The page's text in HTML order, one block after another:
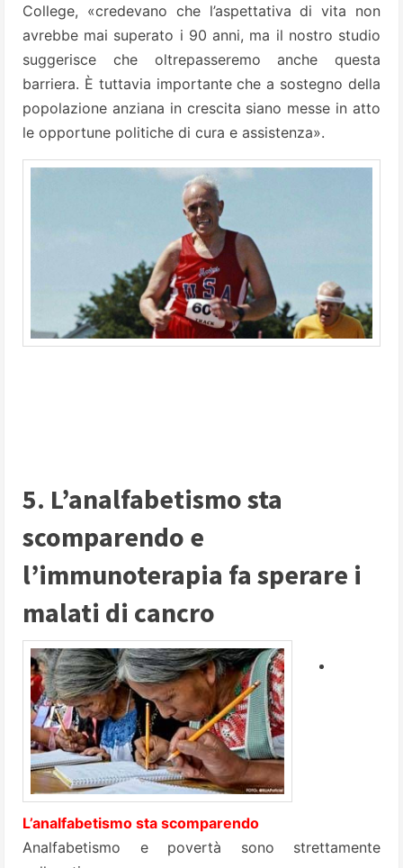
College, «credevano che l’aspettativa di vita non
avrebbe mai superato i 90 anni, ma il nostro studio
suggerisce che oltrepasseremo anche questa
barriera. È tuttavia importante che a sostegno della
popolazione anziana in crescita siano messe in atto
le opportune politiche di cura e assistenza».
5. L’analfabetismo sta
scomparendo e
l’immunoterapia fa sperare i
malati di cancro
L’analfabetismo sta scomparendo
Analfabetismo e povertà sono strettamente